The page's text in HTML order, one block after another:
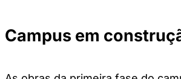
Campus em